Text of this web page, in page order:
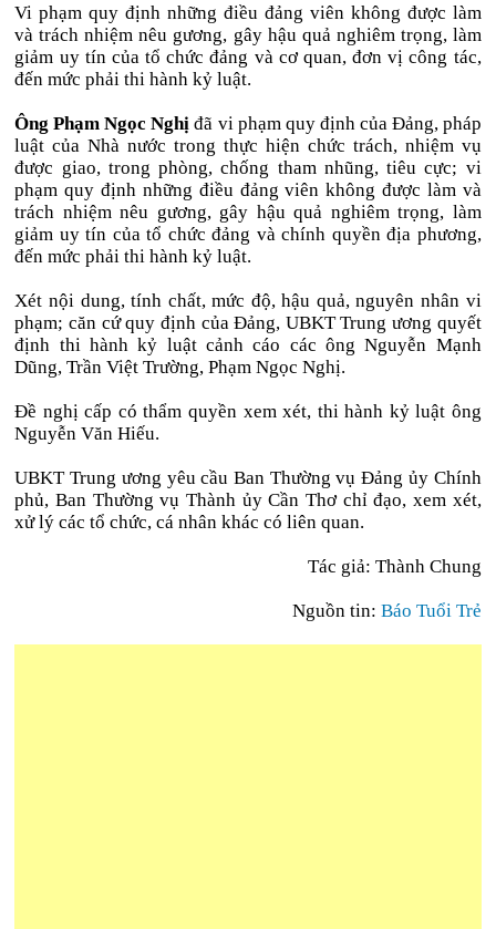
Vi phạm quy định những điều đảng viên không được làm
và trách nhiệm nêu gương, gây hậu quả nghiêm trọng, làm
giảm uy tín của tổ chức đảng và cơ quan, đơn vị công tác,
đến mức phải thi hành kỷ luật.
Ông Phạm Ngọc Nghị đã vi phạm quy định của Đảng, pháp
luật của Nhà nước trong thực hiện chức trách, nhiệm vụ
được giao, trong phòng, chống tham nhũng, tiêu cực; vi
phạm quy định những điều đảng viên không được làm và
trách nhiệm nêu gương, gây hậu quả nghiêm trọng, làm
giảm uy tín của tổ chức đảng và chính quyền địa phương,
đến mức phải thi hành kỷ luật.
Xét nội dung, tính chất, mức độ, hậu quả, nguyên nhân vi
phạm; căn cứ quy định của Đảng, UBKT Trung ương quyết
định thi hành kỷ luật cảnh cáo các ông Nguyễn Mạnh
Dũng, Trần Việt Trường, Phạm Ngọc Nghị.
Đề nghị cấp có thẩm quyền xem xét, thi hành kỷ luật ông
Nguyễn Văn Hiếu.
UBKT Trung ương yêu cầu Ban Thường vụ Đảng ủy Chính
phủ, Ban Thường vụ Thành ủy Cần Thơ chỉ đạo, xem xét,
xử lý các tổ chức, cá nhân khác có liên quan.
Tác giả: Thành Chung
Nguồn tin: Báo Tuổi Trẻ